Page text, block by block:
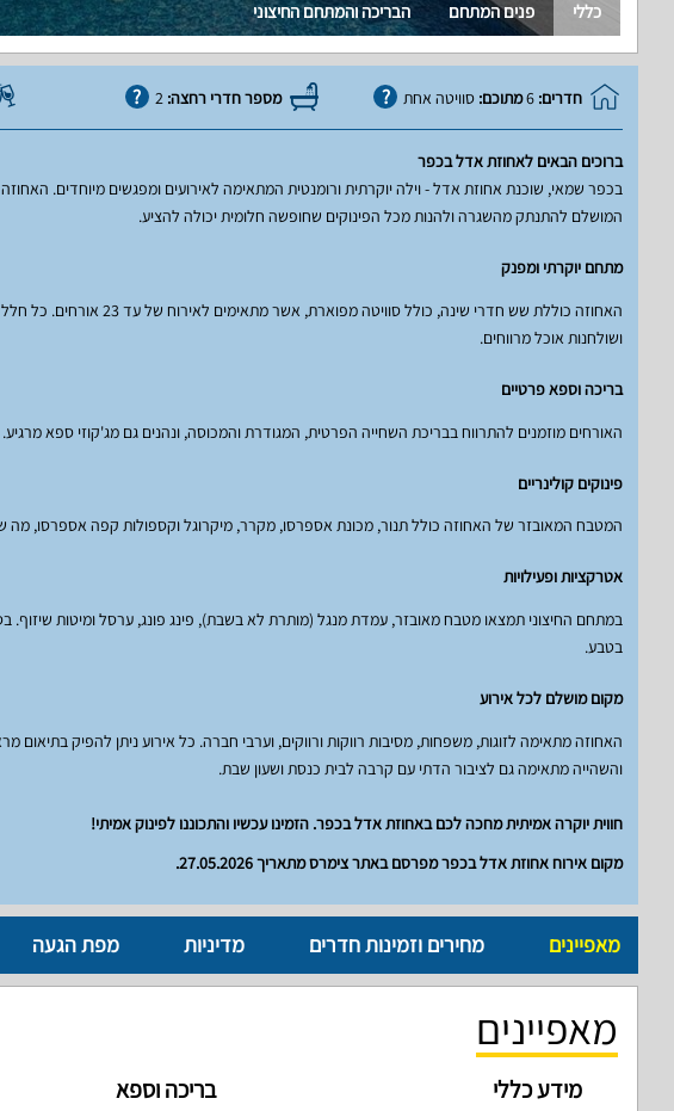
כללי פנים המתחם הבריכה והמתחם החיצוני
חדרים: מתוכם: סוויטה אחת מספר חדרי רחצה:2
ברוכים הבאים לאחוזת אדל בכפר
בכפר שמאי, שוכנת אחוזת אדל - וילה יוקרתית ורומנטית המתאימה לאירועים ומפגשים מיוחדים.
המושלם להתנתק מהשגרה ולהנות מכל הפינוקים שחופשה חלומית יכולה להציע.
מתחם יוקרתי ומפנק
ושולחנות אוכל מרווחים.
בריכה וספא פרטיים
האורחים מוזמנים להתרווח בבריכת השחייה הפרטית, המגודרת והמכוסה, ונהנים גם מג'קוזי ספא
פינוקים קולינריים
המטבח המאובזר של האחוזה כולל תנור, מכונת אספרסו, מקרר, מיקרוגל וקספולות קפה אספרסו, מה
אטרקציות ופעילויות
במתחם החיצוני תמצאו מטבח מאובזר, עמדת מנגל (מותרת לא בשבת), פינג פונג, ערסל ומיטות שיזוף.
בטבע.
מקום מושלם לכל אירוע
האחוזה מתאימה לזוגות, משפחות, מסיבות רווקות ורווקים, וערבי חברה. כל אירוע ניתן להפיק
והשהייה מתאימה גם לציבור הדתי עם קרבה לבית כנסת ושעון שבת.
חווית יוקרה אמיתית מחכה לכם באחוזת אדל בכפר. הזמינו עכשיו והתכוננו לפינוק אמיתי!
מקום אירוח אחוזת אדל בכפר מפרסם באתר צימרס מתאריך 27.05.2026.
מאפיינים מחירים וזמינות חדרים מדיניות מפת הגעה
מאפיינים
מידע כללי בריכה וספא